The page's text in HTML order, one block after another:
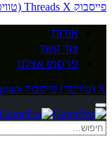
פייסבוק
Threads X (טוויטר)
אודות
צור קשר
פרסמו אצלנו
X (טוויטר) פייסבוק